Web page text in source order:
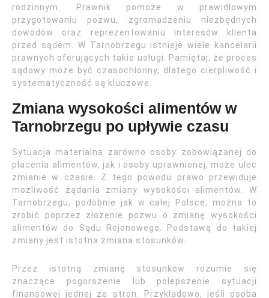
rodzinnym. Prawnik pomoże w prawidłowym
przygotowaniu pozwu, zgromadzeniu niezbędnych
dowodów oraz reprezentowaniu interesów klienta
przed sądem. W Tarnobrzegu istnieje wiele kancelarii
prawnych oferujących takie usługi. Pamiętaj, że proces
sądowy może być czasochłonny, dlatego cierpliwość i
systematyczność są kluczowe.
Zmiana wysokości alimentów w
Tarnobrzegu po upływie czasu
Sytuacja materialna zarówno osoby zobowiązanej do
płacenia alimentów, jak i osoby uprawnionej, może ulec
zmianie w czasie. Z tego powodu prawo przewiduje
możliwość żądania zmiany wysokości alimentów. W
Tarnobrzegu, podobnie jak w całej Polsce, można to
zrobić poprzez złożenie pozwu o zmianę wysokości
alimentów do Sądu Rejonowego. Podstawą do takiej
zmiany jest istotna zmiana stosunków.
Przez istotną zmianę stosunków rozumie się
znaczące pogorszenie lub polepszenie sytuacji
finansowej jednej ze stron. Przykładowo, jeśli osoba